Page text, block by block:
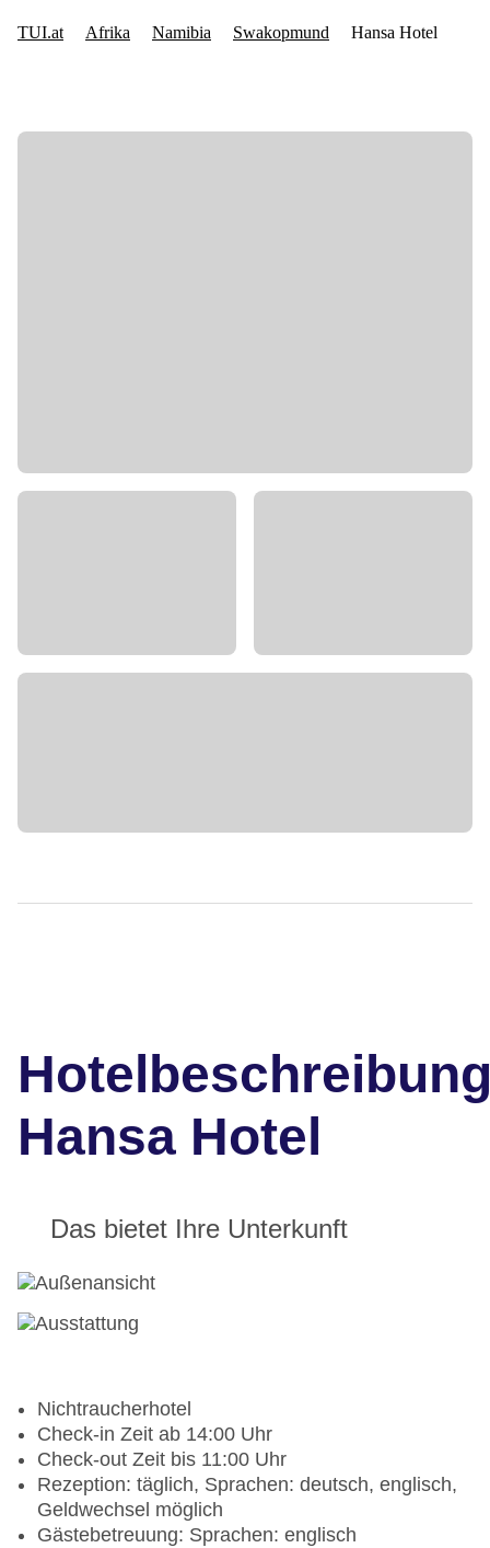
Hansa Hotel
Das bietet Ihre Unterkunft
Nichtraucherhotel
Check-in Zeit ab 14:00 Uhr
Check-out Zeit bis 11:00 Uhr
Rezeption: täglich, Sprachen: deutsch, englisch,
Geldwechsel möglich
Gästebetreuung: Sprachen: englisch